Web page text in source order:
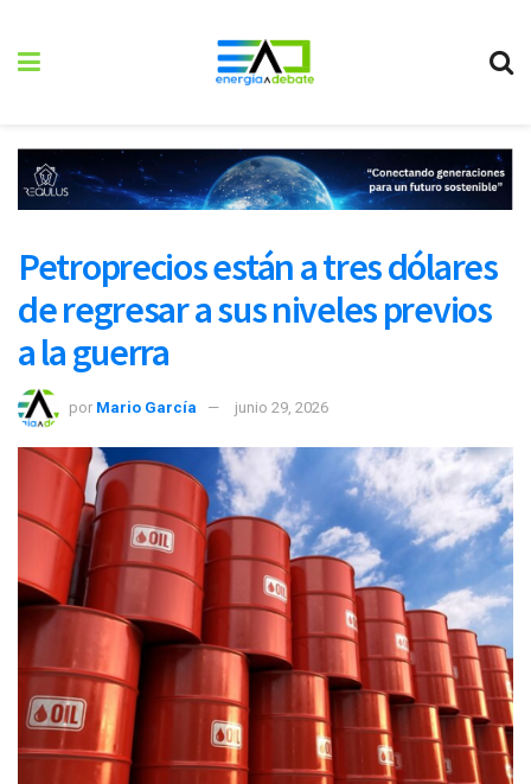
Petroprecios están a tres dólares
de regresar a sus niveles previos
a la guerra
por Mario García junio 29, 2026